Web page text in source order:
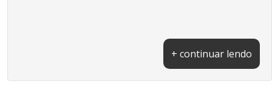
+ continuar lendo